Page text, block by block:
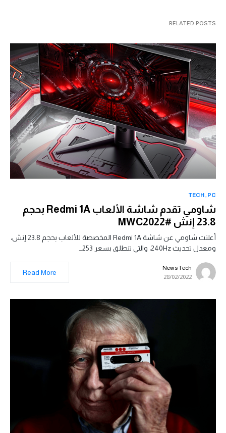
RELATED POSTS
PC
TECH
شاومي تقدم شاشة الألعاب Redmi 1A بحجم
23.8 إنش #MWC2022
أعلنت شاومي عن شاشة Redmi 1A المخصصة للألعاب بحجم 23.8 إنش،
ومعدل تحديث 240Hz، والتي تنطلق بسعر 253…
News Tech
28/02/2022
Read More